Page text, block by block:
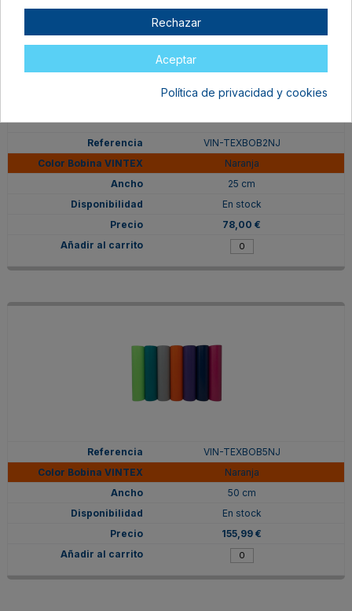
VIN-TEXBOB2NJ
Naranja
25 cm
En stock
78,00 €
VIN-TEXBOB5NJ
Naranja
50 cm
En stock
155,99 €
Rechazar
Aceptar
Política de privacidad y cookies